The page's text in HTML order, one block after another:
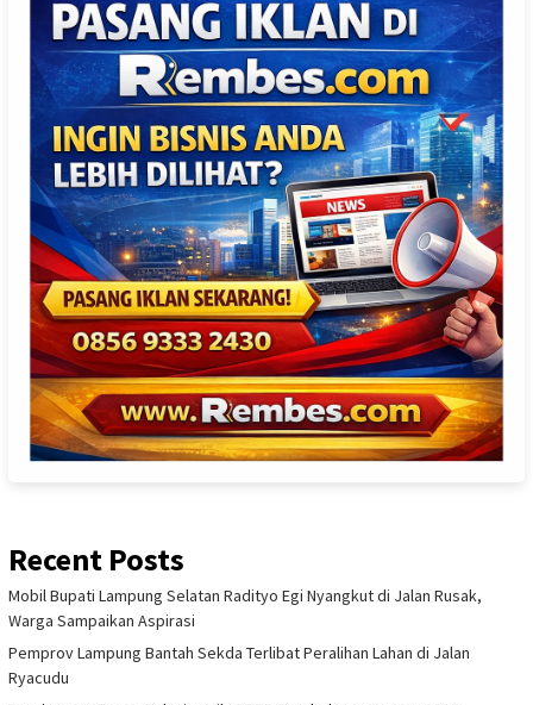
Recent Posts
Mobil Bupati Lampung Selatan Radityo Egi Nyangkut di Jalan Rusak,
Warga Sampaikan Aspirasi
Pemprov Lampung Bantah Sekda Terlibat Peralihan Lahan di Jalan
Ryacudu